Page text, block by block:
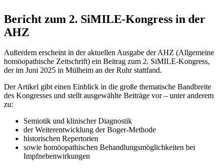
Bericht zum 2. SiMILE-Kongress in der
AHZ
Außerdem erscheint in der aktuellen Ausgabe der AHZ (Allgemeine
homöopathische Zeitschrift) ein Beitrag zum 2. SiMILE-Kongress,
der im Juni 2025 in Mülheim an der Ruhr stattfand.
Der Artikel gibt einen Einblick in die große thematische Bandbreite
des Kongresses und stellt ausgewählte Beiträge vor – unter anderem
zu:
Semiotik und klinischer Diagnostik
der Weiterentwicklung der Boger-Methode
historischen Repertorien
sowie homöopathischen Behandlungsmöglichkeiten bei
Impfnebenwirkungen